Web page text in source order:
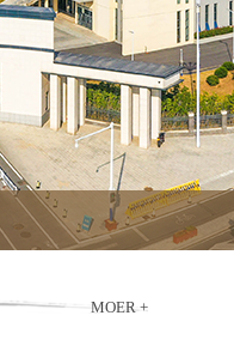
MOER +